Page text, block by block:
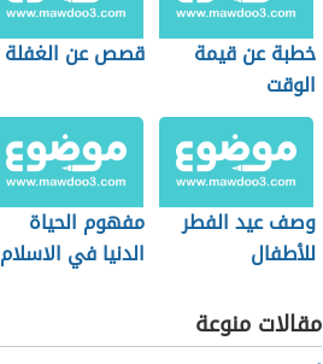
خطبة عن قيمة
الوقت
قصص عن الغفلة
وصف عيد الفطر
للأطفال
مفهوم الحياة
الدنيا في الاسلام
مقالات منوعة